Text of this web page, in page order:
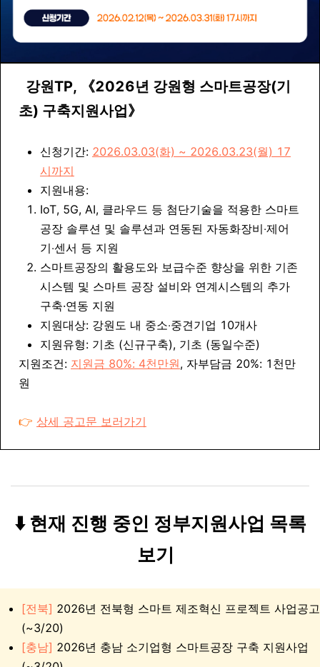
강원TP, 《2026년 강원형 스마트공장(기
초) 구축지원사업》
신청기간: 2026.03.03(화) ~ 2026.03.23(월) 17
시까지
지원내용:
IoT, 5G, AI, 클라우드 등 첨단기술을 적용한 스마트
공장 솔루션 및 솔루션과 연동된 자동화장비‧제어
기‧센서 등 지원
스마트공장의 활용도와 보급수준 향상을 위한 기존
시스템 및 스마트 공장 설비와 연계시스템의 추가
구축·연동 지원
지원대상: 강원도 내 중소‧중견기업 10개사
지원유형: 기초 (신규구축), 기초 (동일수준)
지원조건: 지원금 80%: 4천만원, 자부담금 20%: 1천만
원
👉 상세 공고문 보러가기
⬇️ 현재 진행 중인 정부지원사업 목록
보기
[전북] 2026년 전북형 스마트 제조혁신 프로젝트 사업공고
(~3/20)
[충남] 2026년 충남 소기업형 스마트공장 구축 지원사업